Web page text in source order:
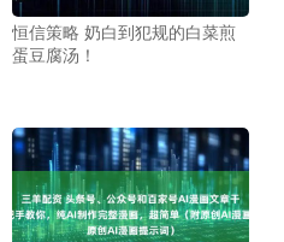
恒信策略 奶白到犯规的白菜煎
蛋豆腐汤！